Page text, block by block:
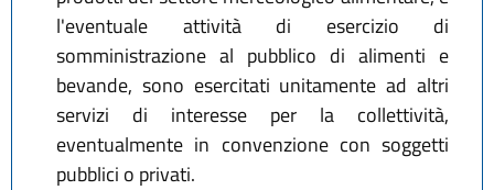
l'eventuale attività di esercizio di
somministrazione al pubblico di alimenti e
bevande, sono esercitati unitamente ad altri
servizi di interesse per la collettività,
eventualmente in convenzione con soggetti
pubblici o privati.